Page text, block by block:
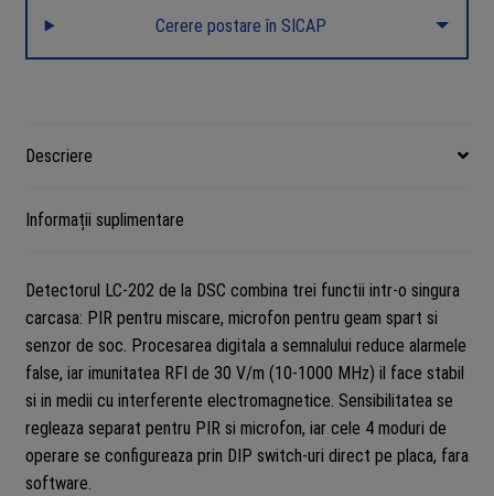
soc,
/
DSC
202
Cerere postare în SICAP
Descriere
Informații suplimentare
Detectorul LC-202 de la DSC combina trei functii intr-o singura
carcasa: PIR pentru miscare, microfon pentru geam spart si
senzor de soc. Procesarea digitala a semnalului reduce alarmele
false, iar imunitatea RFI de 30 V/m (10-1000 MHz) il face stabil
si in medii cu interferente electromagnetice. Sensibilitatea se
regleaza separat pentru PIR si microfon, iar cele 4 moduri de
operare se configureaza prin DIP switch-uri direct pe placa, fara
software.